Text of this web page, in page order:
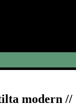
modern //